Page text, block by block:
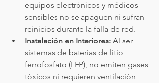
equipos electrónicos y médicos
sensibles no se apaguen ni sufran
reinicios durante la falla de red.
Instalación en Interiores: Al ser
sistemas de baterías de litio
ferrofosfato (LFP), no emiten gases
tóxicos ni requieren ventilación